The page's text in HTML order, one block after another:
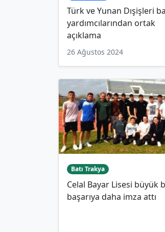
Türk ve Yunan Dışişleri
yardımcılarından ortak
açıklama
26 Ağustos 2024
Batı Trakya
Celal Bayar Lisesi büyük
başarıya daha imza attı